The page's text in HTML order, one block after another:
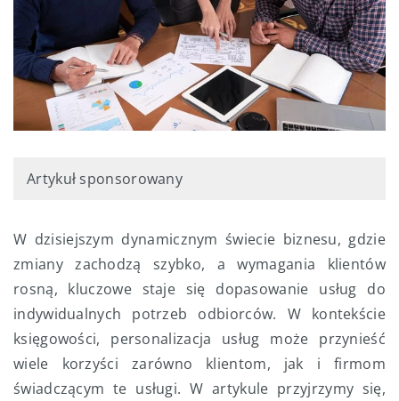
Artykuł sponsorowany
W dzisiejszym dynamicznym świecie biznesu, gdzie
zmiany zachodzą szybko, a wymagania klientów
rosną, kluczowe staje się dopasowanie usług do
indywidualnych potrzeb odbiorców. W kontekście
księgowości, personalizacja usług może przynieść
wiele korzyści zarówno klientom, jak i firmom
świadczącym te usługi. W artykule przyjrzymy się,